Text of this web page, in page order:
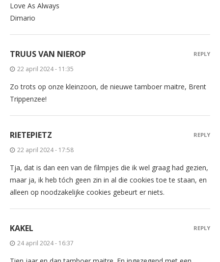
Love As Always
Dimario
TRUUS VAN NIEROP
22 april 2024 - 11:35
Zo trots op onze kleinzoon, de nieuwe tamboer maitre, Brent
Trippenzee!
REPLY
RIETEPIETZ
22 april 2024 - 17:58
Tja, dat is dan een van de filmpjes die ik wel graag had gezien,
maar ja, ik heb tóch geen zin in al die cookies toe te staan, en
alleen op noodzakelijke cookies gebeurt er niets.
REPLY
KAKEL
24 april 2024 - 16:37
REPLY